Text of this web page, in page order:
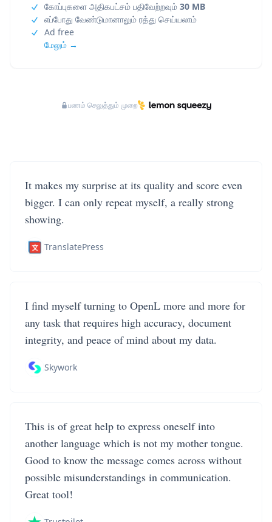
கோப்புகளை அதிகபட்சம் பதிவேற்றவும் 30 MB
எப்போது வேண்டுமானாலும் ரத்து செய்யலாம்
Ad free
மேலும் →
பணம் செலுத்தும் முறை
It makes my surprise at its quality and score even
bigger. I can only repeat myself, a really strong
showing.
TranslatePress
I find myself turning to OpenL more and more for
any task that requires high accuracy, document
integrity, and peace of mind about my data.
Skywork
This is of great help to express oneself into
another language which is not my mother tongue.
Good to know the message comes across without
possible misunderstandings in communication.
Great tool!